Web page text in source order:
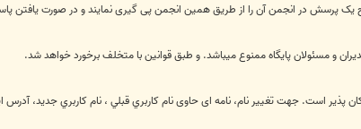
پرسش در انجمن آن را از طریق همین انجمن پی گیری نمایند و در صورت یافتن
و مسئولان پایگاه ممنوع میباشد. و طبق قوانین با متخلف برخورد خواهد شد.
پذیر است. جهت تغییر نام، نامه ای حاوی نام كاربري قبلي ، نام كاربري جديد،